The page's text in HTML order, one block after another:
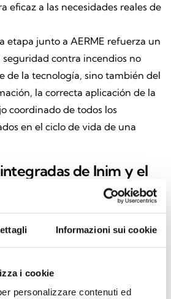
Informazioni sui cookie
i cookie
personalizzare contenuti ed
eficaz a las necesidades reales de
etapa junto a AERME refuerza un
seguridad contra incendios no
de la tecnología, sino también del
la correcta aplicación de la
coordinado de todos los
en el ciclo de vida de una
de Inim y el
ha apostado por el desarrollo
soluciones, por la innovación
constante y cualificado a